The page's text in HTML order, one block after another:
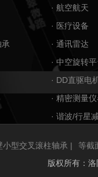
· 航空航天
· 医疗设备
· 通讯雷达
· 中空旋转
· DD直驱电
· 精密测量
· 谐波/行星
小型交叉滚柱轴承 |
等截
版权所有：